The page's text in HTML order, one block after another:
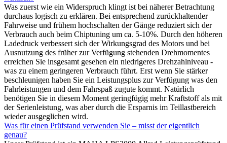
Was zuerst wie ein Widerspruch klingt ist bei näherer Betrachtung
durchaus logisch zu erklären. Bei entsprechend zurückhaltender
Fahrweise und frühem hochschalten der Gänge reduziert sich der
Verbrauch auch beim Chiptuning um ca. 5-10%. Durch den höheren
Ladedruck verbessert sich der Wirkungsgrad des Motors und bei
Ausnutzung des früher zur Verfügung stehenden Drehmomentes
erreichen Sie insgesamt gesehen ein niedrigeres Drehzahlniveau -
was zu einem geringeren Verbrauch führt. Erst wenn Sie stärker
beschleunigen haben Sie ein Leistungsplus zur Verfügung was den
Fahrleistungen und dem Fahrspaß zugute kommt. Natürlich
benötigen Sie in diesem Moment geringfügig mehr Kraftstoff als mit
der Serienleistung, was aber durch die Ersparnis im Teillastbereich
wieder ausgeglichen wird.
Was für einen Prüfstand verwenden Sie – misst der eigentlich
genau?